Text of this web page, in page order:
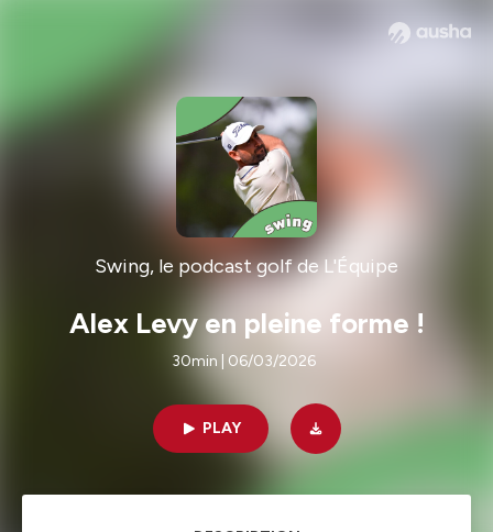
Swing, le podcast golf de L'Équipe
Alex Levy en pleine forme !
30min | 06/03/2026
PLAY